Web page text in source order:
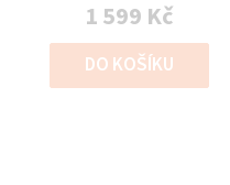
1 599 Kč
DO KOŠÍKU